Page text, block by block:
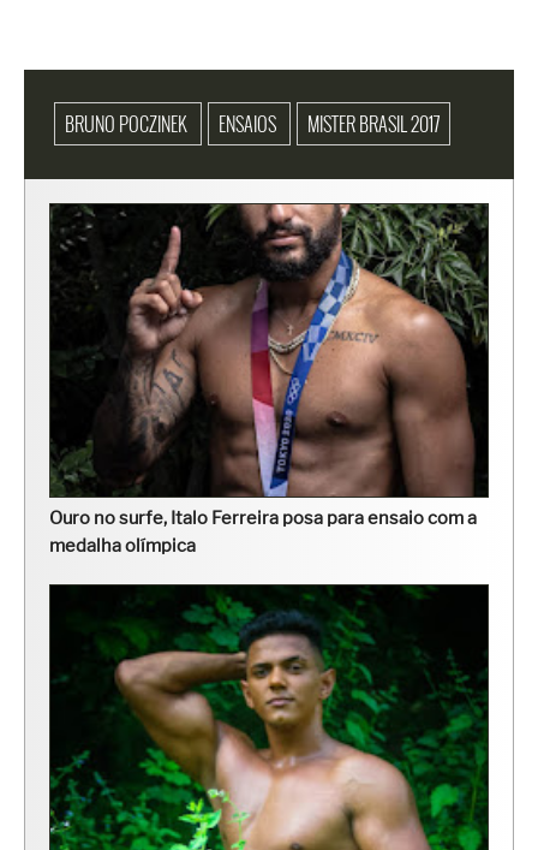
BRUNO POCZINEK ENSAIOS MISTER BRASIL 2017
Ouro no surfe, Italo Ferreira posa para ensaio com a
medalha olímpica